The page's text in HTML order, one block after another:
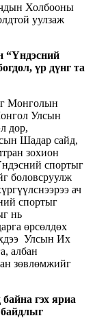
Холбооны
уулзаж
“Үндэсний
үр дүнг та
Монголын
Улсын
дор,
Шадар сайд,
зохион
спортыг
боловсруулж
ач
спортыг
нь
өрсөлдөх
Улсын Их
албан
зөвлөмжийг
гэх яриа